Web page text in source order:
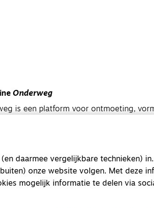
Onderweg
is een platform voor ontmoeting,
33277063
0117 5827 86
daarmee vergelijkbare technieken)
onze website volgen. Met deze
mogelijk informatie te delen via